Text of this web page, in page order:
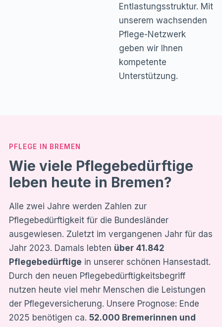
Entlastungsstruktur. Mit
unserem wachsenden
Pflege-Netzwerk
geben wir Ihnen
kompetente
Unterstützung.
PFLEGE IN BREMEN
Wie viele Pflegebedürftige
leben heute in Bremen?
Alle zwei Jahre werden Zahlen zur
Pflegebedürftigkeit für die Bundesländer
ausgewiesen. Zuletzt im vergangenen Jahr für das
Jahr 2023. Damals lebten über 41.842
Pflegebedürftige in unserer schönen Hansestadt.
Durch den neuen Pflegebedürftigkeitsbegriff
nutzen heute viel mehr Menschen die Leistungen
der Pflegeversicherung. Unsere Prognose: Ende
2025 benötigen ca. 52.000 Bremerinnen und